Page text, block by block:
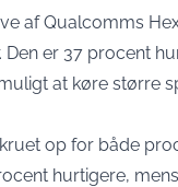
af Qualcomms
Den er 37 procent
at køre større
op for både
hurtigere,